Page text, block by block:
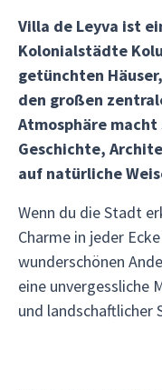
Villa de Leyva ist
Kolonialstädte
getünchten
den großen
Atmosphäre
Geschichte,
auf natürliche
Wenn du die Stadt
Charme in jeder
wunderschönen
eine unvergessliche
und landschaftlicher